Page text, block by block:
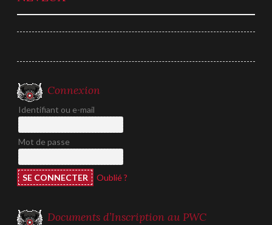
de
Connexion
Identifiant ou e-mail
Mot de passe
Oublié ?
Documents d’Inscription au PWC